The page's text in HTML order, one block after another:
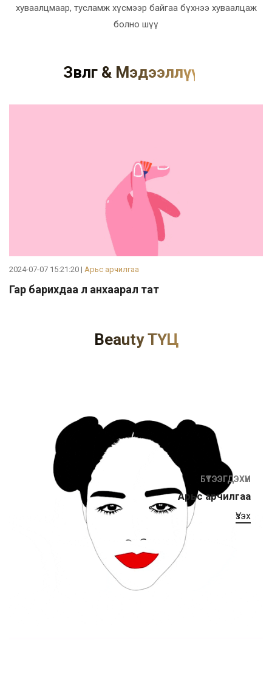
хуваалцмаар, тусламж хүсмээр байгаа бүхнээ хуваалцаж
болно шүү
Зөвөлгөө & Мэдээллүүд
2024-07-07 15:21:20 | Арьс арчилгаа
Гар барихдаа л анхаарал тат
Beauty ТҮЦ
БҮТЭЭГДЭХҮҮН
Арьс арчилгаа
Үзэх